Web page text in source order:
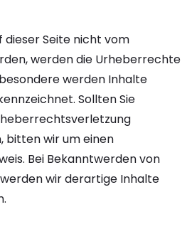
dieser Seite nicht vom
werden die Urheberrechte
werden Inhalte
Sollten Sie
bitten wir um einen
Bei Bekanntwerden von
wir derartige Inhalte